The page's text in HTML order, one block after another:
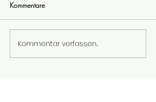
Woche 8
Kommentare
Kommentar verfassen...